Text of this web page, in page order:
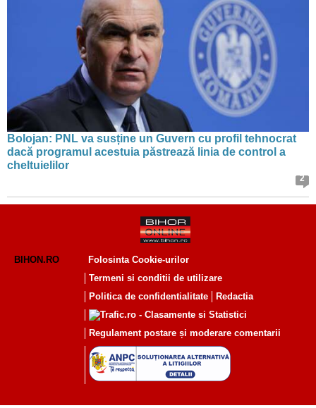
Bolojan: PNL va susține un Guvern cu profil tehnocrat
dacă programul acestuia păstrează linia de control a
cheltuielilor
2
BIHON.RO
Folosinta Cookie-urilor
Termeni si conditii de utilizare
Politica de confidentialitate
Redactia
Regulament postare și moderare comentarii